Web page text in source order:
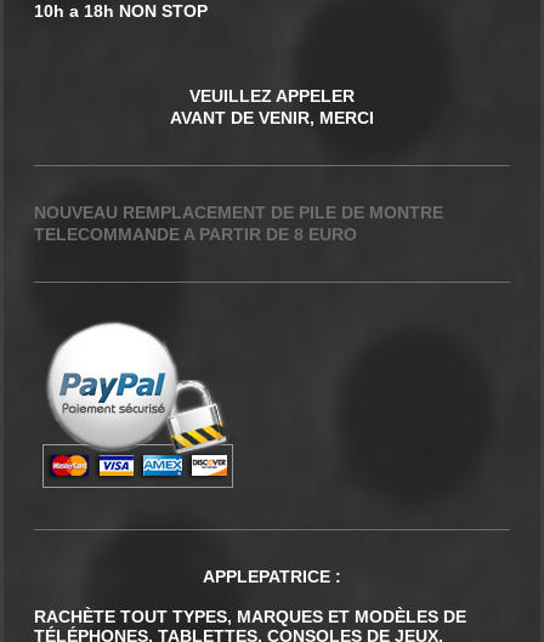
10h a 18h NON STOP
VEUILLEZ APPELER
AVANT DE VENIR, MERCI
NOUVEAU REMPLACEMENT DE PILE DE MONTRE
TELECOMMANDE A PARTIR DE 8 EURO
APPLEPATRICE :
RACHÈTE TOUT TYPES, MARQUES ET MODÈLES DE
TÉLÉPHONES, TABLETTES, CONSOLES DE JEUX,